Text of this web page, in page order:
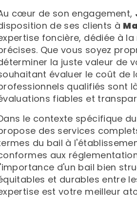
cœur de son engagement,
de ses clients à
foncière, dédiée à
Que vous soyez
la juste valeur de
évaluer le coût de
qualifiés sont
fiables et
le contexte spécifique
des services
du bail à
aux
d'un bail bien
et durables entre
est votre meilleur